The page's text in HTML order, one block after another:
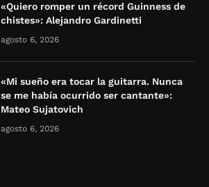
«Quiero romper un récord Guinness de
chistes»: Alejandro Gardinetti
agosto 6, 2026
«Mi sueño era tocar la guitarra. Nunca
se me había ocurrido ser cantante»:
Mateo Sujatovich
agosto 6, 2026